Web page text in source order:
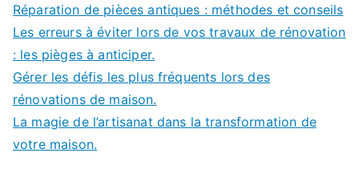
Réparation de pièces antiques : méthodes et conseils
Les erreurs à éviter lors de vos travaux de rénovation
: les pièges à anticiper.
Gérer les défis les plus fréquents lors des
rénovations de maison.
La magie de l’artisanat dans la transformation de
votre maison.